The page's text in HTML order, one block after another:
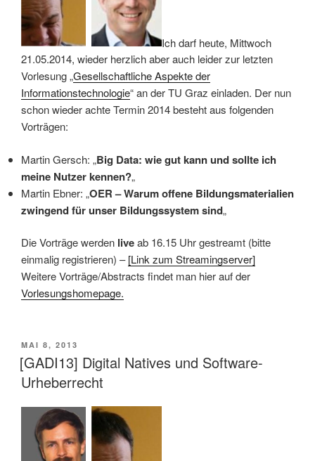
Ich darf heute, Mittwoch
21.05.2014, wieder herzlich aber auch leider zur letzten
Vorlesung „Gesellschaftliche Aspekte der
Informationstechnologie“ an der TU Graz einladen. Der nun
schon wieder achte Termin 2014 besteht aus folgenden
Vorträgen:
Martin Gersch: „Big Data: wie gut kann und sollte ich
meine Nutzer kennen?„
Martin Ebner: „OER – Warum offene Bildungsmaterialien
zwingend für unser Bildungssystem sind„
Die Vorträge werden liveab 16.15 Uhr gestreamt (bitte
einmalig registrieren) –[Link zum Streamingserver]
Weitere Vorträge/Abstracts findet man hier auf der
Vorlesungshomepage.
VERÖFFENTLICHT
AM
MAI 8, 2013
[GADI13] Digital Natives und Software-
Urheberrecht